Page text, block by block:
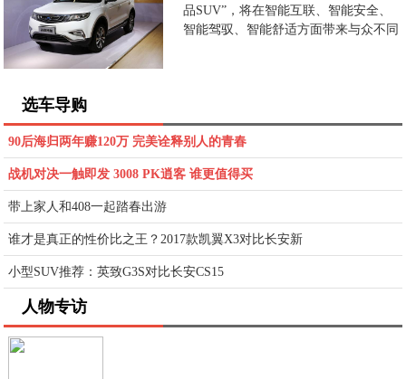
品SUV”，将在智能互联、智能安全、
智能驾驭、智能舒适方面带来与众不同
选车导购
90后海归两年赚120万 完美诠释别人的青春
战机对决一触即发 3008 PK逍客 谁更值得买
带上家人和408一起踏春出游
谁才是真正的性价比之王？2017款凯翼X3对比长安新
小型SUV推荐：英致G3S对比长安CS15
人物专访